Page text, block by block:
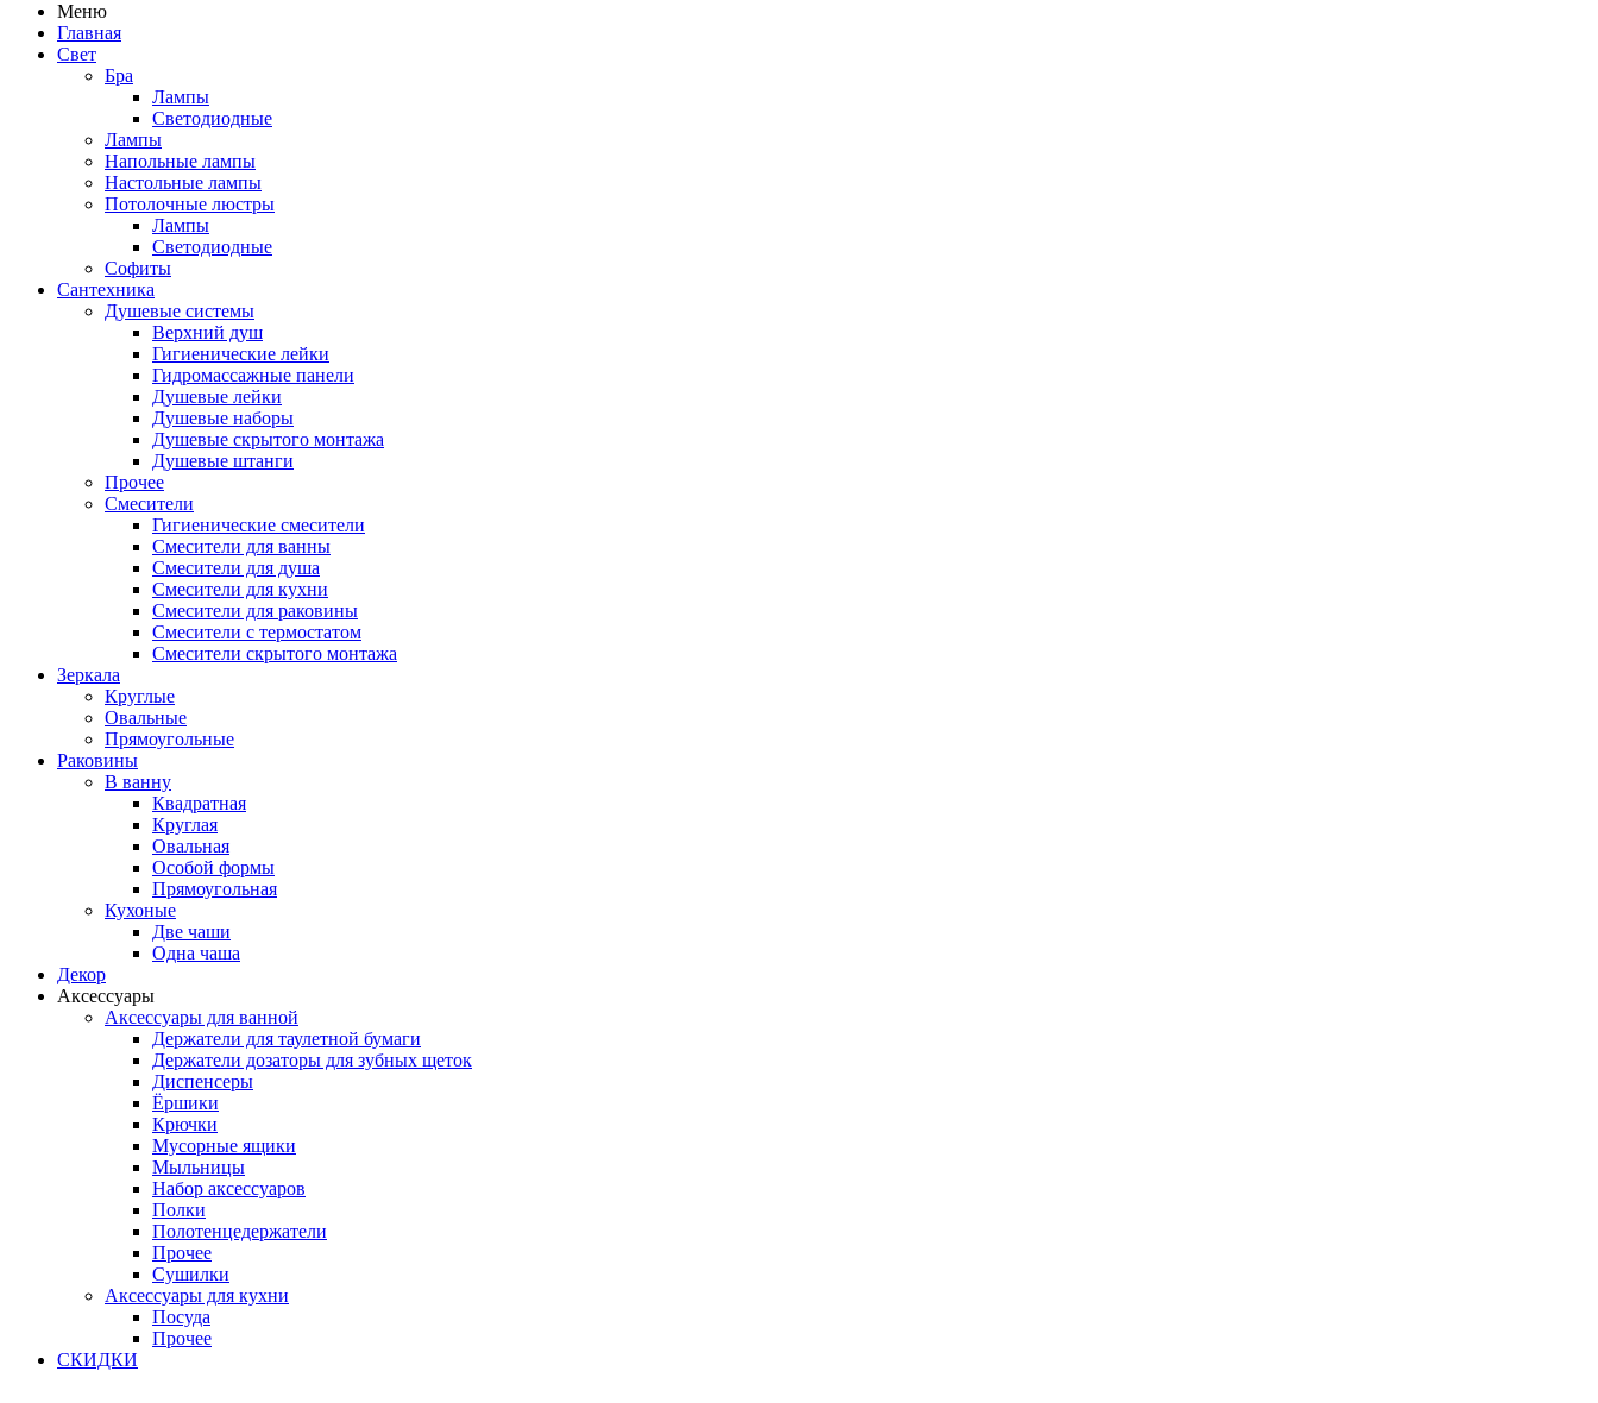
Меню
Главная
Свет
Бра
Лампы
Светодиодные
Лампы
Напольные лампы
Настольные лампы
Потолочные люстры
Лампы
Светодиодные
Софиты
Сантехника
Душевые системы
Верхний душ
Гигиенические лейки
Гидромассажные панели
Душевые лейки
Душевые наборы
Душевые скрытого монтажа
Душевые штанги
Прочее
Смесители
Гигиенические смесители
Смесители для ванны
Смесители для душа
Смесители для кухни
Смесители для раковины
Смесители с термостатом
Смесители скрытого монтажа
Зеркала
Круглые
Овальные
Прямоугольные
Раковины
В ванну
Квадратная
Круглая
Овальная
Особой формы
Прямоугольная
Кухоные
Две чаши
Одна чаша
Декор
Аксессуары
Аксессуары для ванной
Держатели для таулетной бумаги
Держатели дозаторы для зубных щеток
Диспенсеры
Ёршики
Крючки
Мусорные ящики
Мыльницы
Набор аксессуаров
Полки
Полотенцедержатели
Прочее
Сушилки
Аксессуары для кухни
Посуда
Прочее
СКИДКИ